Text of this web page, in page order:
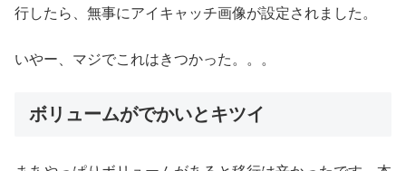
行したら、無事にアイキャッチ画像が設定されました。
いやー、マジでこれはきつかった。。。
ボリュームがでかいとキツイ